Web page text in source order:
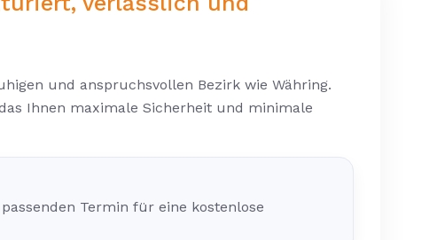
und anspruchsvollen Bezirk wie Währing.
Ihnen maximale Sicherheit und minimale
Termin für eine kostenlose